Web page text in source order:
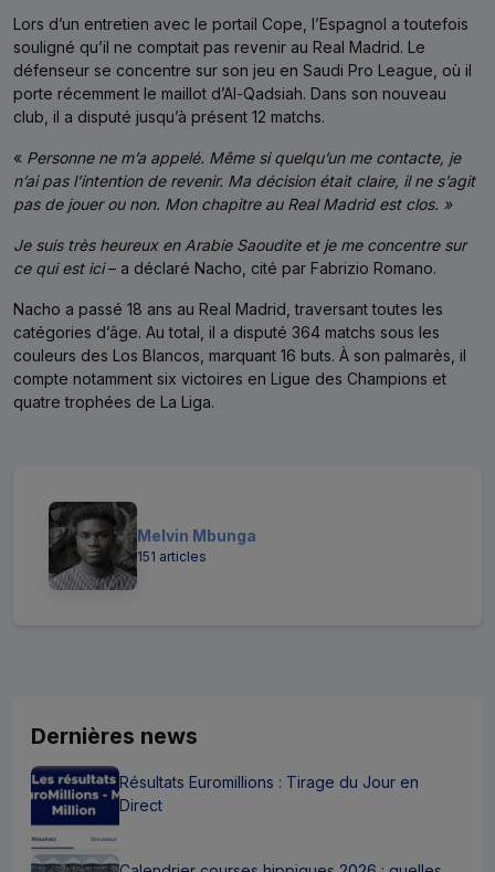
Lors d’un entretien avec le portail Cope, l’Espagnol a toutefois
souligné qu’il ne comptait pas revenir au Real Madrid. Le
défenseur se concentre sur son jeu en Saudi Pro League, où il
porte récemment le maillot d’Al-Qadsiah. Dans son nouveau
club, il a disputé jusqu’à présent 12 matchs.
« Personne ne m’a appelé. Même si quelqu’un me contacte, je
n’ai pas l’intention de revenir. Ma décision était claire, il ne s’agit
pas de jouer ou non. Mon chapitre au Real Madrid est clos. »
Je suis très heureux en Arabie Saoudite et je me concentre sur
ce qui est ici– a déclaré Nacho, cité par Fabrizio Romano.
Nacho a passé 18 ans au Real Madrid, traversant toutes les
catégories d’âge. Au total, il a disputé 364 matchs sous les
couleurs des Los Blancos, marquant 16 buts. À son palmarès, il
compte notamment six victoires en Ligue des Champions et
quatre trophées de La Liga.
Melvin Mbunga
151 articles
Dernières news
Résultats Euromillions : Tirage du Jour en
Direct